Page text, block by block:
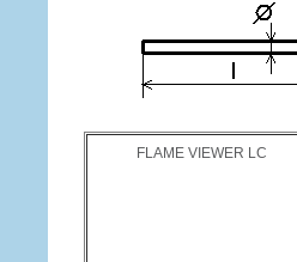
FLAME VIEWER LC